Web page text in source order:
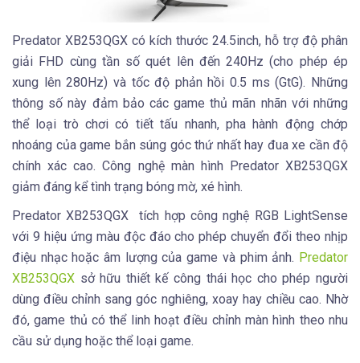
Predator XB253QGX có kích thước 24.5inch, hỗ trợ độ phân
giải FHD cùng tần số quét lên đến 240Hz (cho phép ép
xung lên 280Hz) và tốc độ phản hồi 0.5 ms (GtG). Những
thông số này đảm bảo các game thủ mãn nhãn với những
thể loại trò chơi có tiết tấu nhanh, pha hành động chớp
nhoáng của game bắn súng góc thứ nhất hay đua xe cần độ
chính xác cao. Công nghệ màn hình Predator XB253QGX
giảm đáng kể tình trạng bóng mờ, xé hình.
Predator XB253QGX tích hợp công nghệ RGB LightSense
với 9 hiệu ứng màu độc đáo cho phép chuyển đổi theo nhịp
điệu nhạc hoặc âm lượng của game và phim ảnh. Predator
XB253QGX sở hữu thiết kế công thái học cho phép người
dùng điều chỉnh sang góc nghiêng, xoay hay chiều cao. Nhờ
đó, game thủ có thể linh hoạt điều chỉnh màn hình theo nhu
cầu sử dụng hoặc thể loại game.